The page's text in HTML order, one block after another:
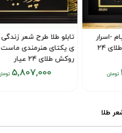
تابلو طلا طرح شعر زندگی صحنه
ی یکتای هنرمندی ماست با ورق
روکش طلای 24 عیار
5,807,000
تومانطلا